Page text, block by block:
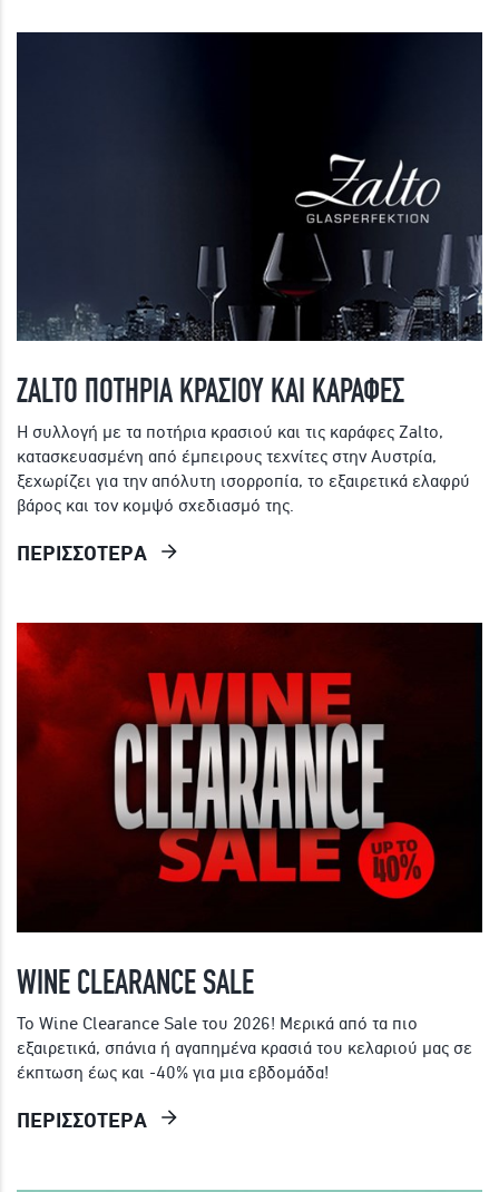
ZALTO ΠΟΤΗΡΙΑ ΚΡΑΣΙΟΥ ΚΑΙ ΚΑΡΑΦΕΣ
Η συλλογή με τα ποτήρια κρασιού και τις καράφες Zalto,
κατασκευασμένη από έμπειρους τεχνίτες στην Αυστρία,
ξεχωρίζει για την απόλυτη ισορροπία, το εξαιρετικά ελαφρύ
βάρος και τον κομψό σχεδιασμό της.
ΠΕΡΙΣΣΟΤΕΡΑ
WINE CLEARANCE SALE
Το Wine Clearance Sale του 2026! Μερικά από τα πιο
εξαιρετικά, σπάνια ή αγαπημένα κρασιά του κελαριού μας σε
έκπτωση έως και -40% για μια εβδομάδα!
ΠΕΡΙΣΣΟΤΕΡΑ